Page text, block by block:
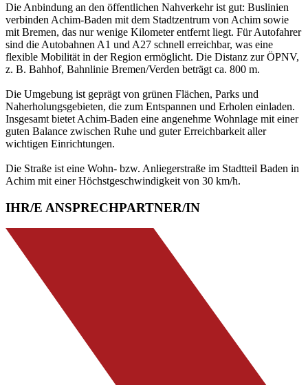
Die Anbindung an den öffentlichen Nahverkehr ist gut: Buslinien
verbinden Achim-Baden mit dem Stadtzentrum von Achim sowie
mit Bremen, das nur wenige Kilometer entfernt liegt. Für Autofahrer
sind die Autobahnen A1 und A27 schnell erreichbar, was eine
flexible Mobilität in der Region ermöglicht. Die Distanz zur ÖPNV,
z. B. Bahhof, Bahnlinie Bremen/Verden beträgt ca. 800 m.
Die Umgebung ist geprägt von grünen Flächen, Parks und
Naherholungsgebieten, die zum Entspannen und Erholen einladen.
Insgesamt bietet Achim-Baden eine angenehme Wohnlage mit einer
guten Balance zwischen Ruhe und guter Erreichbarkeit aller
wichtigen Einrichtungen.
Die Straße ist eine Wohn- bzw. Anliegerstraße im Stadtteil Baden in
Achim mit einer Höchstgeschwindigkeit von 30 km/h.
IHR/E ANSPRECHPARTNER/IN